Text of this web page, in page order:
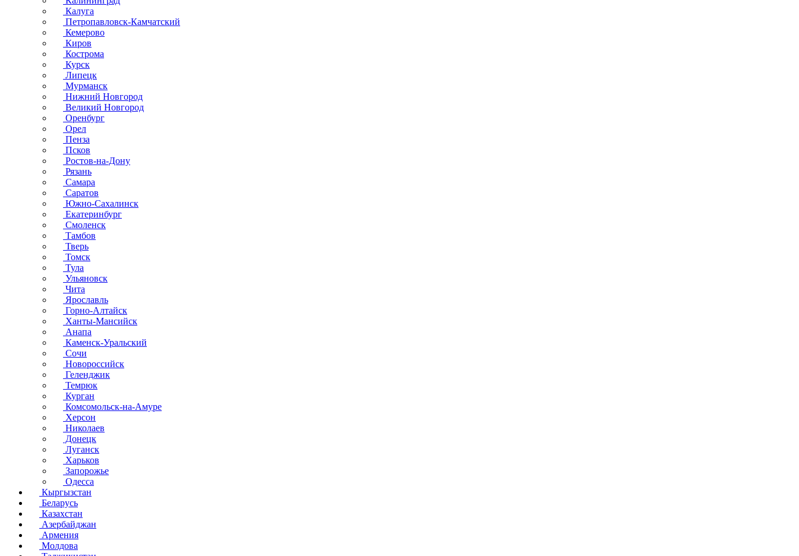
Калуга
Петропавловск-Камчатский
Кемерово
Киров
Кострома
Курск
Липецк
Мурманск
Нижний Новгород
Великий Новгород
Оренбург
Орел
Пенза
Псков
Ростов-на-Дону
Рязань
Самара
Саратов
Южно-Сахалинск
Екатеринбург
Смоленск
Тамбов
Тверь
Томск
Тула
Ульяновск
Чита
Ярославль
Горно-Алтайск
Ханты-Мансийск
Анапа
Каменск-Уральский
Сочи
Новороссийск
Геленджик
Темрюк
Курган
Комсомольск-на-Амуре
Херсон
Николаев
Донецк
Луганск
Харьков
Запорожье
Одесса
Кыргызстан
Беларусь
Казахстан
Азербайджан
Армения
Молдова